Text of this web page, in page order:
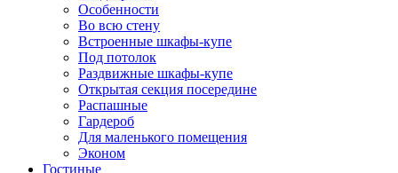
Особенности
Во всю стену
Встроенные шкафы-купе
Под потолок
Раздвижные шкафы-купе
Открытая секция посередине
Распашные
Гардероб
Для маленького помещения
Эконом
Гостиные